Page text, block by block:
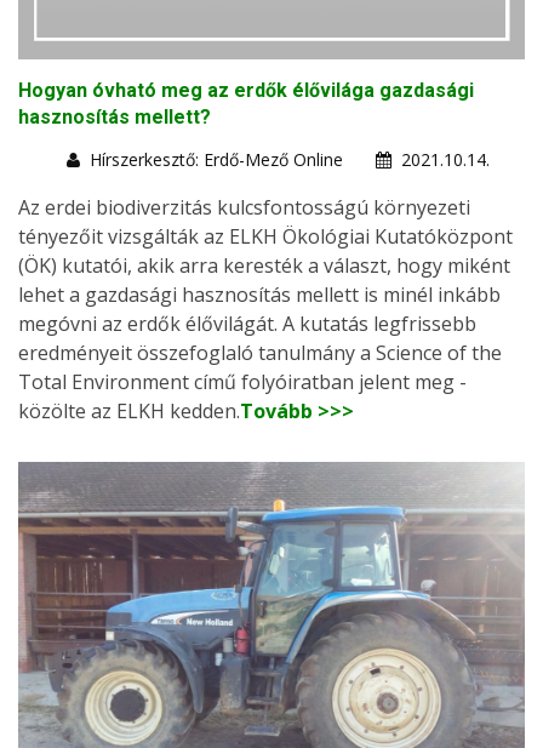
Hogyan óvható meg az erdők élővilága gazdasági
hasznosítás mellett?
Hírszerkesztő: Erdő-Mező Online
2021.10.14.
Az erdei biodiverzitás kulcsfontosságú környezeti
tényezőit vizsgálták az ELKH Ökológiai Kutatóközpont
(ÖK) kutatói, akik arra keresték a választ, hogy miként
lehet a gazdasági hasznosítás mellett is minél inkább
megóvni az erdők élővilágát. A kutatás legfrissebb
eredményeit összefoglaló tanulmány a Science of the
Total Environment című folyóiratban jelent meg -
közölte az ELKH kedden.Tovább >>>